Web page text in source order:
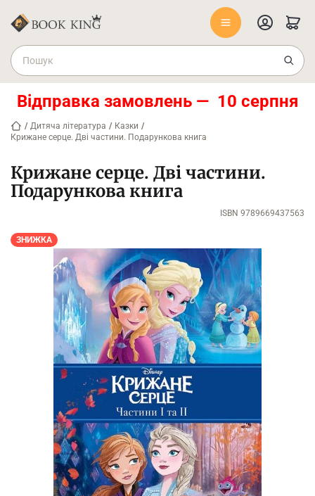
Відправка замовлень — 10 серпня
/ Дитяча література / Казки /
Крижане серце. Дві частини. Подарункова книга
Крижане серце. Дві частини.
Подарункова книга
ISBN 9789669437563
ЗНИЖКА